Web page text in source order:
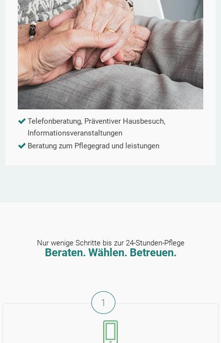
Telefonberatung, Präventiver Hausbesuch,
Informationsveranstaltungen
Beratung zum Pflegegrad und leistungen
Nur wenige Schritte bis zur 24-Stunden-Pflege
Beraten. Wählen. Betreuen.
1